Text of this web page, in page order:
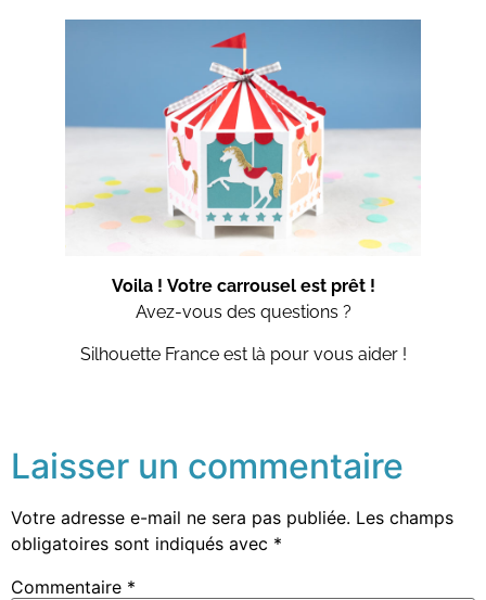
Voila ! Votre carrousel est prêt !
Avez-vous des questions ?
Silhouette France est là pour vous aider !
Laisser un commentaire
Votre adresse e-mail ne sera pas publiée. Les champs
obligatoires sont indiqués avec *
Commentaire *